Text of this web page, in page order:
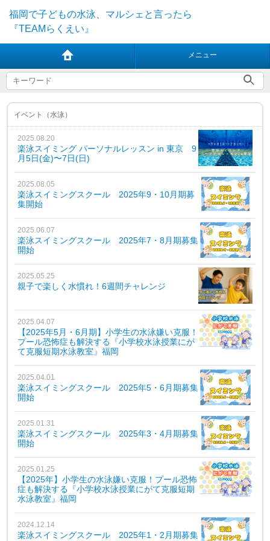
福岡で子どもの水泳、マルシェと言ったら
『TEAMらくえい』
メニュー
イベント（水泳）
2025.08.20
楽泳スイミング パーソナルレッスン in 東京 9
月5日(金)〜7日(日)
2025.08.05
楽泳スイミングスクール 2025年9・10月期募
集開始
2025.06.07
楽泳スイミングスクール 2025年7・8月期募集
開始
2025.05.25
親子で楽しく水慣れ！6週間チャレンジ
2025.04.07
【2025年5月・6月期】小学生の水泳嫌い克服！
プール恐怖症も解決する『小学校水泳授業にが
て克服短期水泳教室』福岡
2025.04.01
楽泳スイミングスクール 2025年5・6月期募集
開始
2025.01.31
楽泳スイミングスクール 2025年3・4月期募集
開始
2025.01.25
【2025年】小学生の水泳嫌い克服！プール恐怖
症も解決する『小学校水泳授業にがて克服短期
水泳教室』福岡
2024.12.14
楽泳スイミングスクール 2025年1・2月期募集